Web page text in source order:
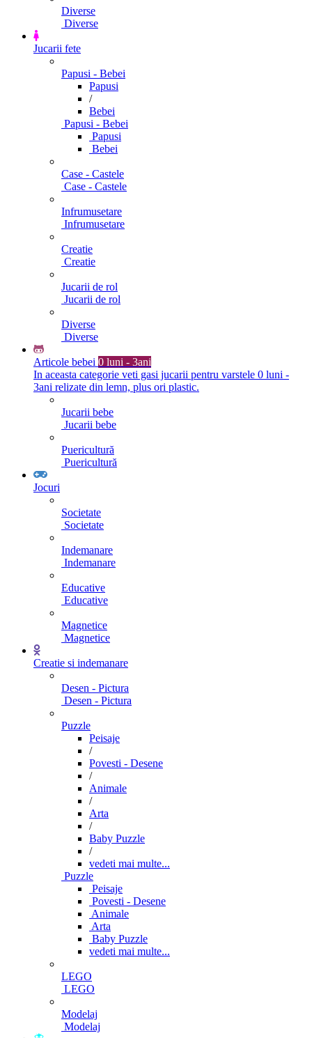
Diverse
Diverse
Jucarii fete
Papusi - Bebei
Papusi
/
Bebei
Papusi - Bebei
Papusi
Bebei
Case - Castele
Case - Castele
Infrumusetare
Infrumusetare
Creatie
Creatie
Jucarii de rol
Jucarii de rol
Diverse
Diverse
Articole bebei 0 luni - 3ani
In aceasta categorie veti gasi jucarii pentru varstele 0 luni -
3ani relizate din lemn, plus ori plastic.
Jucarii bebe
Jucarii bebe
Puericultură
Puericultură
Jocuri
Societate
Societate
Indemanare
Indemanare
Educative
Educative
Magnetice
Magnetice
Creatie si indemanare
Desen - Pictura
Desen - Pictura
Puzzle
Peisaje
/
Povesti - Desene
/
Animale
/
Arta
/
Baby Puzzle
/
vedeti mai multe...
Puzzle
Peisaje
Povesti - Desene
Animale
Arta
Baby Puzzle
vedeti mai multe...
LEGO
LEGO
Modelaj
Modelaj